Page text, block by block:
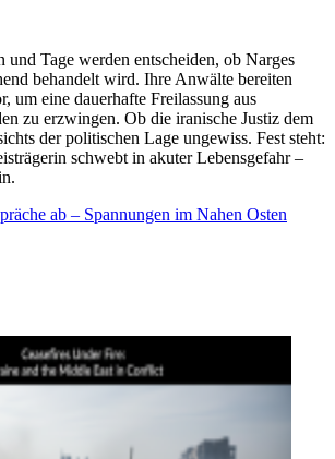
und Tage werden entscheiden, ob Narges
behandelt wird. Ihre Anwälte bereiten
um eine dauerhafte Freilassung aus
zu erzwingen. Ob die iranische Justiz dem
der politischen Lage ungewiss. Fest steht:
schwebt in akuter Lebensgefahr –
ab – Spannungen im Nahen Osten